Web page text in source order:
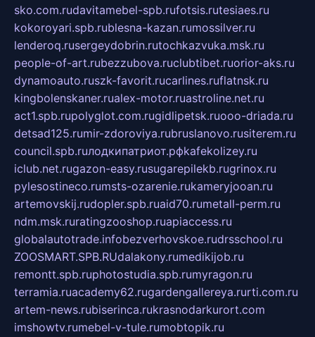
sko.com.rudavitamebel-spb.rufotsis.rutesiaes.ru
kokoroyari.spb.rublesna-kazan.rumossilver.ru
lenderoq.rusergeydobrin.rutochkazvuka.msk.ru
people-of-art.rubezzubova.ruclubtibet.ruorior-aks.ru
dynamoauto.ruszk-favorit.rucarlines.ruflatnsk.ru
kingbolenskaner.rualex-motor.ruastroline.net.ru
act1.spb.rupolyglot.com.rugidlipetsk.ruooo-driada.ru
detsad125.rumir-zdoroviya.rubruslanovo.rusiterem.ru
council.spb.ruлодкипатриот.рфkafekolizey.ru
iclub.net.rugazon-easy.rusugarepilekb.rugrinox.ru
pylesostineco.rumsts-ozarenie.rukameryjooan.ru
artemovskij.rudopler.spb.ruaid70.rumetall-perm.ru
ndm.msk.ruratingzooshop.ruapiaccess.ru
globalautotrade.infobezverhovskoe.rudrsschool.ru
ZOOSMART.SPB.RUdalakony.rumedikijob.ru
remontt.spb.ruphotostudia.spb.rumyragon.ru
terramia.ruacademy62.rugardengallereya.rurti.com.ru
artem-news.rubiserinca.rukrasnodarkurort.com
imshowtv.rumebel-v-tule.rumobtopik.ru